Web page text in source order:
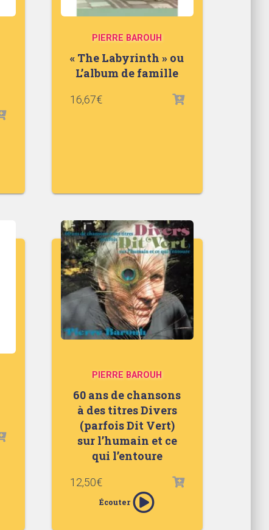
PIERRE BAROUH
« The Labyrinth » ou
L’album de famille
16,67€
PIERRE BAROUH
60 ans de chansons
à des titres Divers
(parfois Dit Vert)
sur l’humain et ce
qui l’entoure
12,50€
Écouter